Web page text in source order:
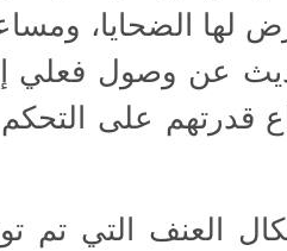
لها الضحايا،
عن وصول فعلي
قدرتهم على
العنف التي تم